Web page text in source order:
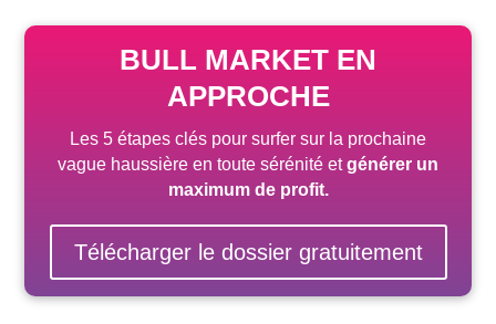
BULL MARKET EN
APPROCHE
Les 5 étapes clés pour surfer sur la prochaine
vague haussière en toute sérénité etgénérer un
maximum de profit.
Télécharger le dossier gratuitement